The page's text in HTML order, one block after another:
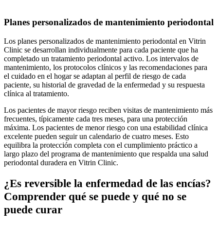
Planes personalizados de mantenimiento periodontal
Los planes personalizados de mantenimiento periodontal en Vitrin
Clinic se desarrollan individualmente para cada paciente que ha
completado un tratamiento periodontal activo. Los intervalos de
mantenimiento, los protocolos clínicos y las recomendaciones para
el cuidado en el hogar se adaptan al perfil de riesgo de cada
paciente, su historial de gravedad de la enfermedad y su respuesta
clínica al tratamiento.
Los pacientes de mayor riesgo reciben visitas de mantenimiento más
frecuentes, típicamente cada tres meses, para una protección
máxima. Los pacientes de menor riesgo con una estabilidad clínica
excelente pueden seguir un calendario de cuatro meses. Esto
equilibra la protección completa con el cumplimiento práctico a
largo plazo del programa de mantenimiento que respalda una salud
periodontal duradera en Vitrin Clinic.
¿Es reversible la enfermedad de las encías?
Comprender qué se puede y qué no se
puede curar